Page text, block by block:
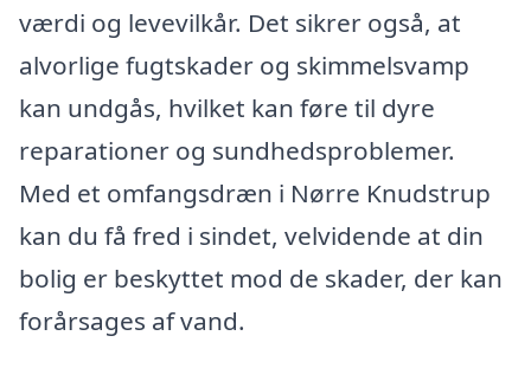
værdi og levevilkår. Det sikrer også, at
alvorlige fugtskader og skimmelsvamp
kan undgås, hvilket kan føre til dyre
reparationer og sundhedsproblemer.
Med et omfangsdræn i Nørre Knudstrup
kan du få fred i sindet, velvidende at din
bolig er beskyttet mod de skader, der kan
forårsages af vand.